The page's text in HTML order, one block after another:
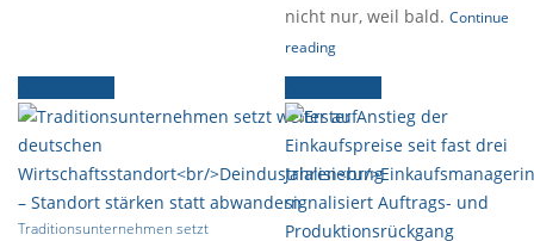
nicht nur, weil bald. Continue
reading
Traditionsunternehmen setzt